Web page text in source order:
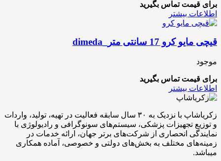
برای قیمت تماس بگیرید
اطلاعات بیشتر
قیچی مایو کرو 17 سانتی متر_dimeda
موجود
برای قیمت تماس بگیرید
اطلاعات بیشتر
زکریاشاپ با نزدیک به ۳۰ سال سابقه فعالیت در تهیه، تولید، واردات
و توزیع تجهیزات پزشکی، سیستم‌های سونوگرافی و رادیولوژی با
نمایندگی انحصاری از شرکت‌های برتر جهان، ارائه خدمات در
زمینه‌های مختلف به بخش‌های دولتی و خصوصی، آماده همکاری
میباشد.